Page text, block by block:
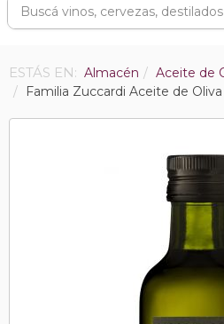
ESTÁS EN: Almacén
Aceite de
Familia Zuccardi Aceite de